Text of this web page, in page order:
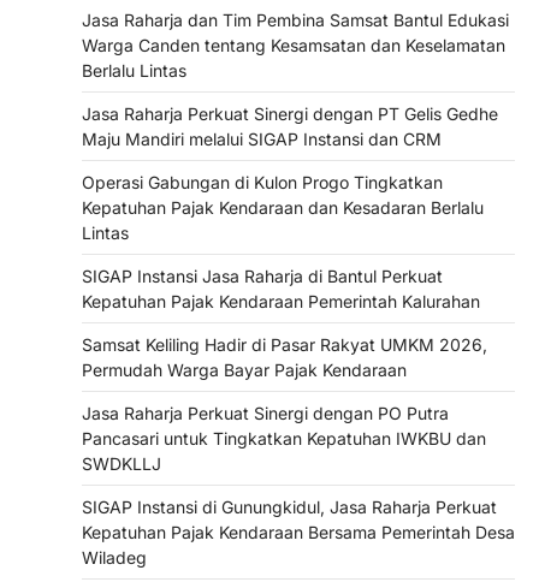
Jasa Raharja dan Tim Pembina Samsat Bantul Edukasi
Warga Canden tentang Kesamsatan dan Keselamatan
Berlalu Lintas
Jasa Raharja Perkuat Sinergi dengan PT Gelis Gedhe
Maju Mandiri melalui SIGAP Instansi dan CRM
Operasi Gabungan di Kulon Progo Tingkatkan
Kepatuhan Pajak Kendaraan dan Kesadaran Berlalu
Lintas
SIGAP Instansi Jasa Raharja di Bantul Perkuat
Kepatuhan Pajak Kendaraan Pemerintah Kalurahan
Samsat Keliling Hadir di Pasar Rakyat UMKM 2026,
Permudah Warga Bayar Pajak Kendaraan
Jasa Raharja Perkuat Sinergi dengan PO Putra
Pancasari untuk Tingkatkan Kepatuhan IWKBU dan
SWDKLLJ
SIGAP Instansi di Gunungkidul, Jasa Raharja Perkuat
Kepatuhan Pajak Kendaraan Bersama Pemerintah Desa
Wiladeg